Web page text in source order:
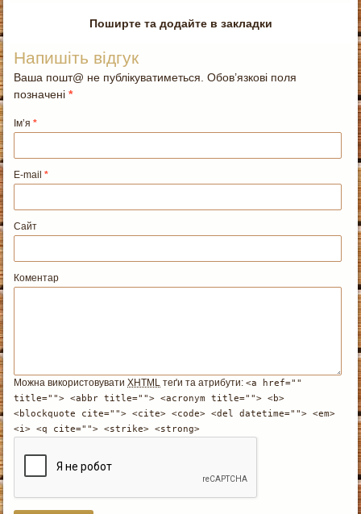
Поширте та додайте в закладки
Напишіть відгук
Ваша пошт@ не публікуватиметься. Обов’язкові поля
позначені*
Ім’я*
E-mail*
Сайт
Коментар
Можна використовуватиXHTML теґи та атрибути:<a href=""
title=""> <abbr title=""> <acronym title=""> <b>
<blockquote cite=""> <cite> <code> <del datetime=""> <em>
<i> <q cite=""> <strike> <strong>